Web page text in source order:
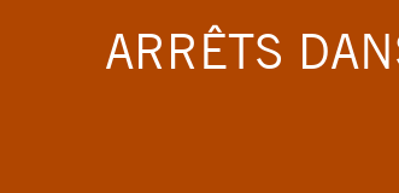
ARRÊTS